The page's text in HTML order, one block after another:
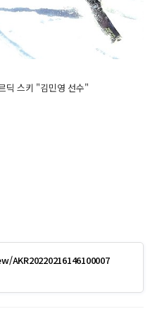
딕 스키 "김민영 선수"